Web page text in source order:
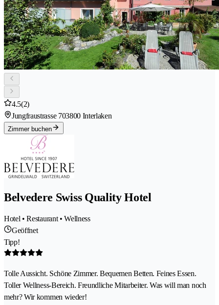
4.5(2)
Jungfraustrasse 703800 Interlaken
Zimmer buchen
Belvedere Swiss Quality Hotel
Hotel • Restaurant • Wellness
Geöffnet
Tipp!
Tolle Aussicht. Schöne Zimmer. Bequemen Betten. Feines Essen.
Toller Wellness-Bereich. Freundliche Mitarbeiter. Was will man noch
mehr? Wir kommen wieder!